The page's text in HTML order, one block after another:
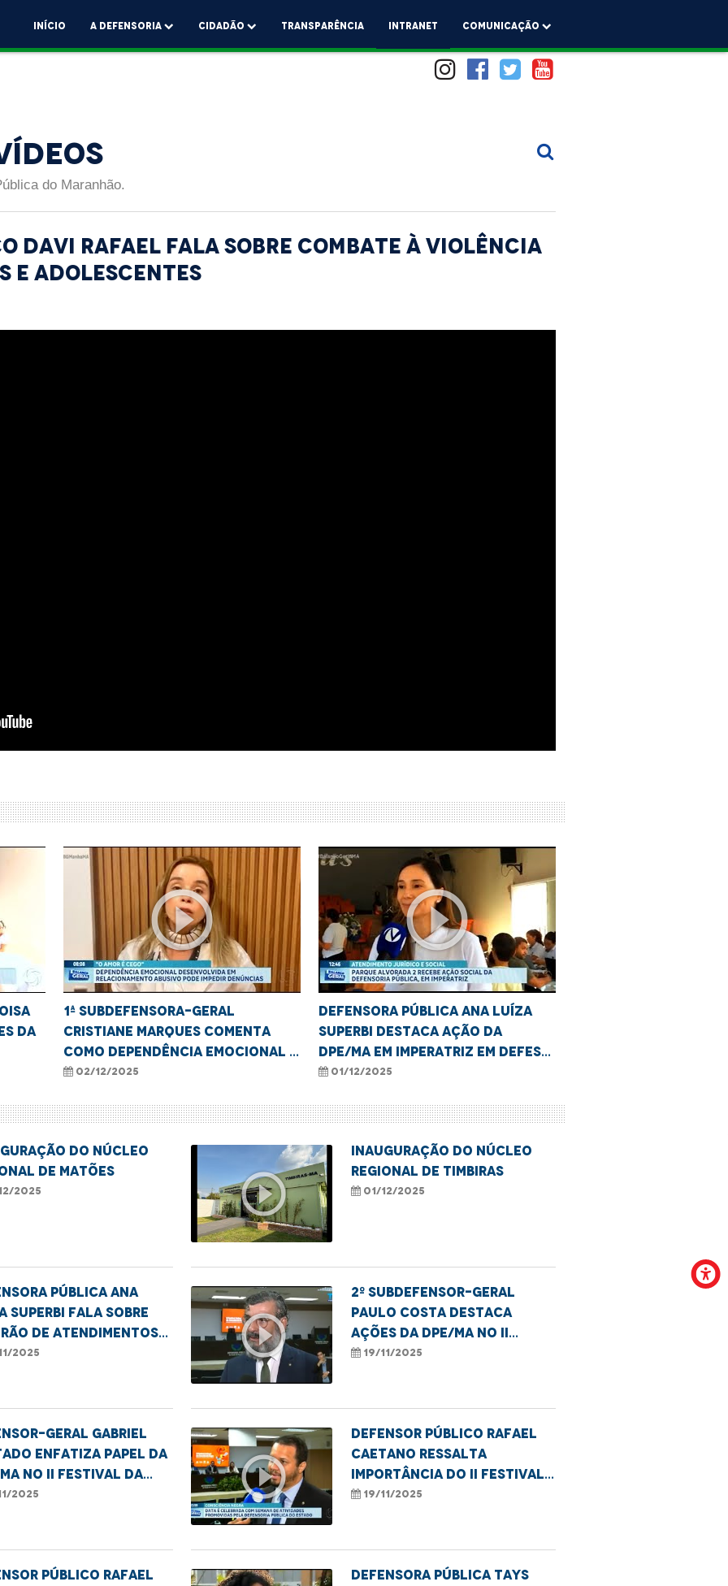
Início A Defensoria Cidadão Transparência Intranet comunicação
do Maranhão.
Davi Rafael fala sobre combate à violência
e adolescentes
da
play_circle_outline
1ª subdefensora-geral
Cristiane Marques comenta
como dependência emocional e
financeira impedem denúncias
02/12/2025
play_circle_outline
Defensora Pública Ana Luíza
Superbi destaca ação da
DPE/MA em Imperatriz em defesa
das mulheres
01/12/2025
do Núcleo
de Matões
2025 play_circle_outline
Inauguração do Núcleo
Regional de Timbiras
01/12/2025
pública Ana
Superbi fala sobre
de atendimentos
em
2025 play_circle_outline
2º subdefensor-geral
Paulo Costa destaca
ações da DPE/MA no II
Festival da Consciência
19/11/2025
geral Gabriel
enfatiza papel da
MA no II Festival da
Negra
2025 play_circle_outline
Defensor público Rafael
Caetano ressalta
importância do II Festival
Cultural da Consciência
19/11/2025
público Rafael
Defensora pública Tays